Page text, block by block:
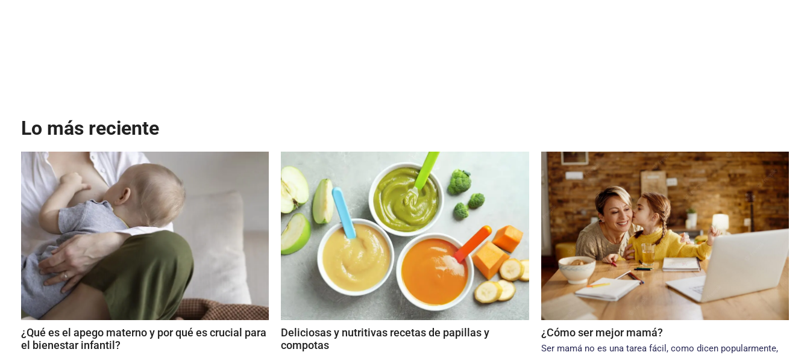
Lo más reciente
¿Qué es el apego materno y por qué es crucial para
el bienestar infantil?
Deliciosas y nutritivas recetas de papillas y
compotas
¿Cómo ser mejor mamá?
Ser mamá no es una tarea fácil, como dicen popularmente,